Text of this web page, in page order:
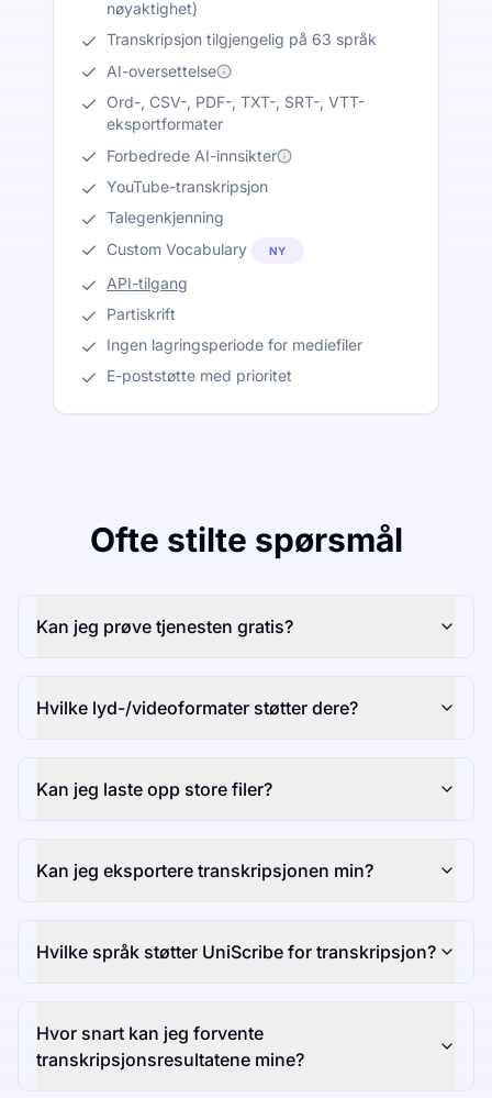
nøyaktighet)
Transkripsjon tilgjengelig på 63 språk
AI-oversettelse
Ord-, CSV-, PDF-, TXT-, SRT-, VTT-
eksportformater
Forbedrede AI-innsikter
YouTube-transkripsjon
Talegenkjenning
Custom Vocabulary
NY
API-tilgang
Partiskrift
Ingen lagringsperiode for mediefiler
E-poststøtte med prioritet
Ofte stilte spørsmål
Kan jeg prøve tjenesten gratis?
Hvilke lyd-/videoformater støtter dere?
Kan jeg laste opp store filer?
Kan jeg eksportere transkripsjonen min?
Hvilke språk støtter UniScribe for transkripsjon?
Hvor snart kan jeg forvente
transkripsjonsresultatene mine?